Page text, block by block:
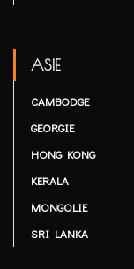
ASIE
CAMBODGE
GEORGIE
HONG KONG
KERALA
MONGOLIE
SRI LANKA